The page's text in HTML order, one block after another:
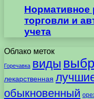
Нормативное
торговли и
учета
Облако меток
Горечавка виды
лекарственная
обыкновенный